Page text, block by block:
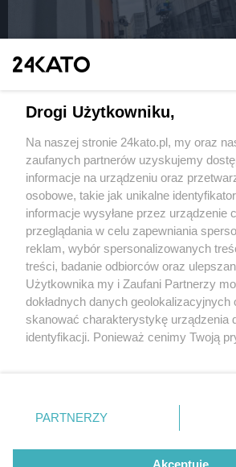
15 ważnych, choć czasem
odpowiedzi! O elektryki, brak
4 / 5
Parkingi
tylna mariacka
Wydawca mediów lokalnych
Nie zapomnij
zapoznać się z:
polityką prywatności regulamin
Twojemiasto
Piekary Śląskie
Chorzów
Tarnowskie Góry
Gliwice
Kontakt
Wydawca
Redakcja
Drogi Użytkowniku,
Na naszej stronie 24kato.pl, my oraz
zaufanych partnerów uzyskujemy
informacje na urządzeniu oraz
osobowe, takie jak unikalne
informacje wysyłane przez urządzenie
przeglądania w celu zapewniania
reklam, wybór spersonalizowanych
treści, badanie odbiorców oraz
Użytkownika my i Zaufani Partnerzy
dokładnych danych geolokalizacyjnych
skanować charakterystykę urządzenia
identyfikacji. Ponieważ cenimy Twoją
prywatności znajdujący się w lewym
. Niektóre rodzaje przetwarzania
zgody użytkownika, ale masz prawo
takiemu przetwarzaniu. Preferencje będą
PARTNERZY
Akceptuję